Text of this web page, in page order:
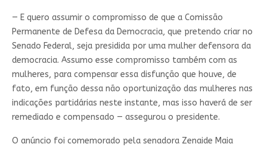
— E quero assumir o compromisso de que a Comissão
Permanente de Defesa da Democracia, que pretendo criar no
Senado Federal, seja presidida por uma mulher defensora da
democracia. Assumo esse compromisso também com as
mulheres, para compensar essa disfunção que houve, de
fato, em função dessa não oportunização das mulheres nas
indicações partidárias neste instante, mas isso haverá de ser
remediado e compensado — assegurou o presidente.
O anúncio foi comemorado pela senadora Zenaide Maia